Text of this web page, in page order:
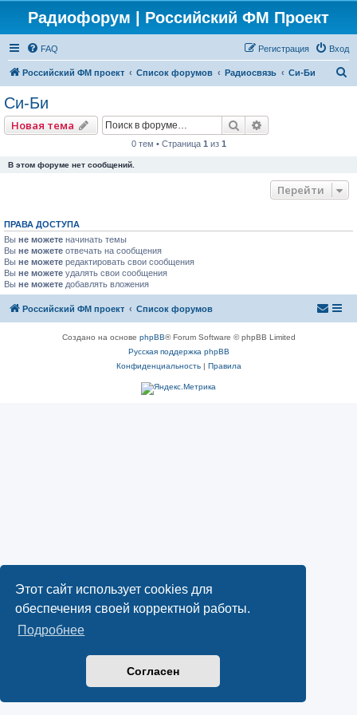
Этот сайт использует cookies для
обеспечения своей корректной работы.
Подробнее
Согласен
Радиофорум | Российский ФМ Проект
FAQ Вход
Регистрация
Российский ФМ проект Список форумов Радиосвязь Си-Би
Си-Би
Новая тема Поиск
0 тем • Страница 1 из 1
В этом форуме нет сообщений.
Перейти
ПРАВА ДОСТУПА
Вы не можете начинать темы
Вы не можете отвечать на сообщения
Вы не можете редактировать свои сообщения
Вы не можете удалять свои сообщения
Вы не можете добавлять вложения
Российский ФМ проект Список форумов
Создано на основе phpBB® Forum Software © phpBB Limited
Русская поддержка phpBB
Конфиденциальность| Правила